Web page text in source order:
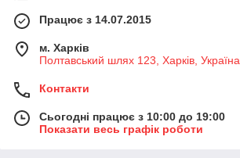
Працює з 14.07.2015
м. Харків
Полтавський шлях 123, Харків, Україна
Контакти
Сьогодні працює з 10:00 до 19:00
Показати весь графік роботи